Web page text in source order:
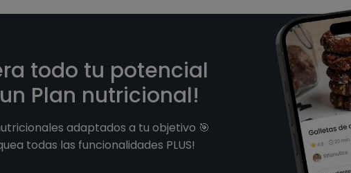
todo tu potencial
Plan nutricional!
adaptados a tu objetivo 🎯
todas las funcionalidades PLUS!